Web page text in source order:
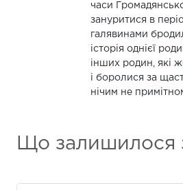
часи
зануритися в
галявинами
історія однієї
інших родин, які
і боролися за
нічим не
Що залишилося